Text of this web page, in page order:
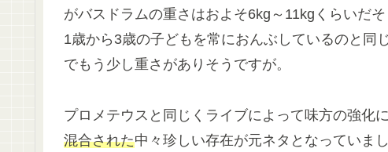
がバスドラムの重さはおよそ6kg～11kgくらいだそ
1歳から3歳の子どもを常におんぶしているのと同
でもう少し重さがありそうですが。
プロメテウスと同じくライブによって味方の強化
混合された中々珍しい存在が元ネタとなっていまし